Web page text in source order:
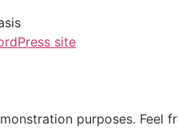
site
purposes. Feel